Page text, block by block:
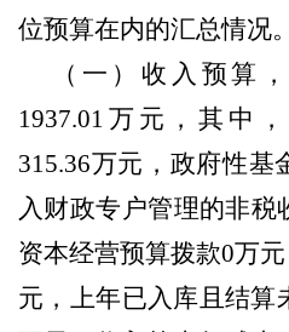
位预算在内的汇总情况。
（一）收入预算，
1937.01万元，其中
315.36万元，政府性基
入财政专户管理的非
资本经营预算拨款0万元
元，上年已入库且结算